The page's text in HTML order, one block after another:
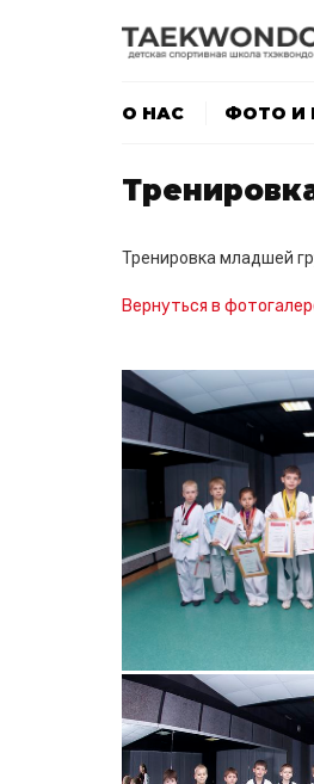
О НАС ФОТО И
Тренировка младшей
Вернуться в